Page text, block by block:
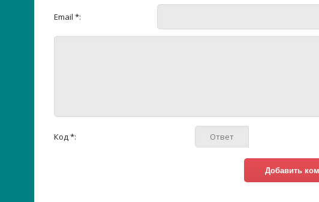
Email *:
Код *: